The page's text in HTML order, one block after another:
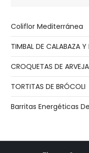
Coliflor Mediterránea
TIMBAL DE CALABAZA
CROQUETAS DE
TORTITAS DE BRÓCOLI
Barritas Energéticas De